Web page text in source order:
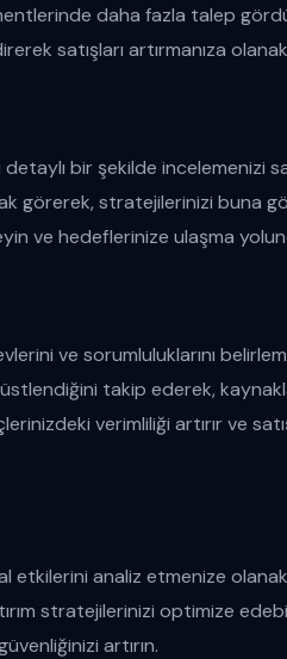
daha fazla talep
satışları artırmanıza
detaylı bir şekilde incelemenizi
görerek, stratejilerinizi buna
ve hedeflerinize ulaşma
ve sorumluluklarını
takip ederek,
verimliliği artırır ve
etkilerini analiz etmenize
stratejilerinizi optimize
artırın.